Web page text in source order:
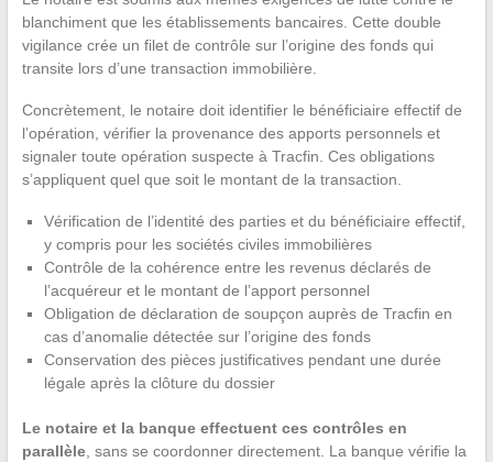
blanchiment que les établissements bancaires. Cette double
vigilance crée un filet de contrôle sur l’origine des fonds qui
transite lors d’une transaction immobilière.
Concrètement, le notaire doit identifier le bénéficiaire effectif de
l’opération, vérifier la provenance des apports personnels et
signaler toute opération suspecte à Tracfin. Ces obligations
s’appliquent quel que soit le montant de la transaction.
Vérification de l’identité des parties et du bénéficiaire effectif,
y compris pour les sociétés civiles immobilières
Contrôle de la cohérence entre les revenus déclarés de
l’acquéreur et le montant de l’apport personnel
Obligation de déclaration de soupçon auprès de Tracfin en
cas d’anomalie détectée sur l’origine des fonds
Conservation des pièces justificatives pendant une durée
légale après la clôture du dossier
Le notaire et la banque effectuent ces contrôles en
parallèle, sans se coordonner directement. La banque vérifie la